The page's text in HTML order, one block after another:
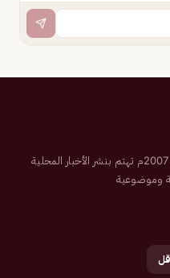
صحيفة إلكترونية سعودية تم تأسيسها عام 2007م تهتم بنشر الأخبار المحلية
وموضوعية